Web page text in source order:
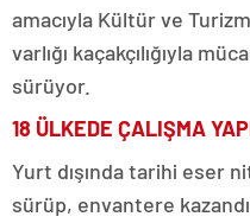
amacıyla Kültür ve
varlığı kaçakçılığıyla
sürüyor.
18 ÜLKEDE ÇALIŞMA
Yurt dışında tarihi eser
sürüp, envantere